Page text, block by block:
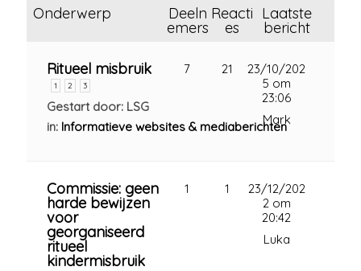
Onderwerp Deeln
emers
Reacti
es
Laatste
bericht
Ritueel misbruik
1 2 3
Gestart door: LSG
in: Informatieve websites & mediaberichten
7 21
23/10/202
5 om
23:06
Mark
Commissie: geen
harde bewijzen
voor
georganiseerd
ritueel
kindermisbruik
1 1
23/12/202
2 om
20:42
Luka